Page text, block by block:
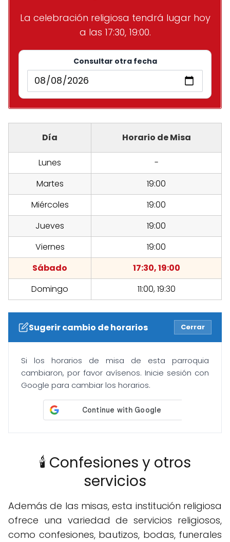
La celebración religiosa tendrá lugar hoy
a las 17:30, 19:00.
Consultar otra fecha
Día Horario de Misa
Lunes
-
Martes
19:00
Miércoles
19:00
Jueves
19:00
Viernes
19:00
Sábado
17:30, 19:00
Domingo
11:00, 19:30
Sugerir cambio de horarios Cerrar
Si los horarios de misa de esta parroquia
cambiaron, por favor avísenos. Inicie sesión con
Google para cambiar los horarios.
🕯️ Confesiones y otros
servicios
Además de las misas, esta institución religiosa
ofrece una variedad de servicios religiosos,
como confesiones, bautizos, bodas, funerales